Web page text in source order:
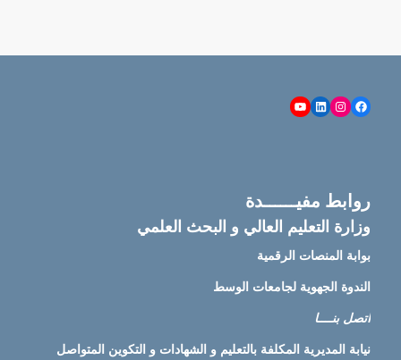
Facebook
Instagram
LinkedIn
YouTube
روابط مفيــــــدة
وزارة التعليم العالي و البحث العلمي
بوابة المنصات الرقمية
الندوة الجهوية لجامعات الوسط
اتصل بنــــا
نيابة المديرية المكلفة بالتعليم و الشهادات و التكوين المتواصل